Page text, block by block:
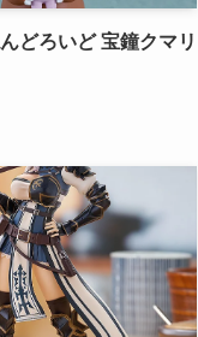
どろいど 宝鐘クマリ